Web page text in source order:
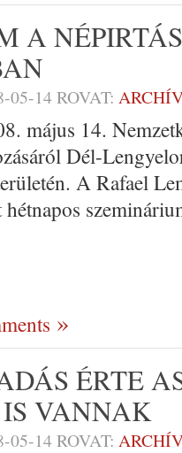
A
05-14ROVAT:
május 14.
Dél-
A Rafael
hétnapos
ÉRTE
VANNAK
05-14ROVAT: